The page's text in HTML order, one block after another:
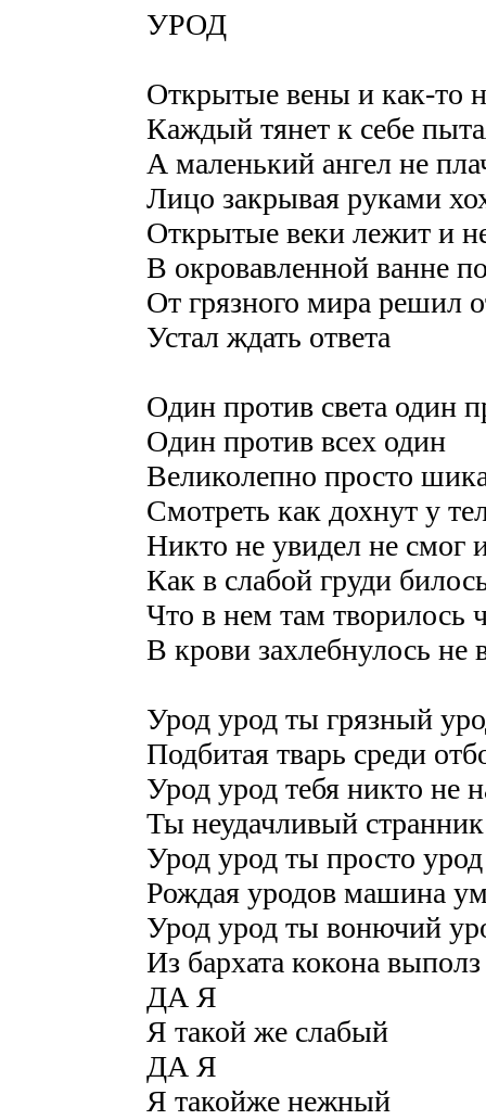
УРОД
Открытые вены и как-то
Каждый тянет к себе
А маленький ангел не
Лицо закрывая руками
Открытые веки лежит и
В окровавленной ванне
От грязного мира решил
Устал ждать ответа
Один против света один
Один против всех один
Великолепно просто
Смотреть как дохнут у
Никто не увидел не смог
Как в слабой груди
Что в нем там творилось
В крови захлебнулось не
Урод урод ты грязный
Подбитая тварь среди
Урод урод тебя никто не
Ты неудачливый
Урод урод ты просто урод
Рождая уродов машина
Урод урод ты вонючий
Из бархата кокона
ДА Я
Я такой же слабый
ДА Я
Я такойже нежный